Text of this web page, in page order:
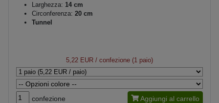
Larghezza: 14 cm
Circonferenza: 20 cm
Tunnel
5,22 EUR / confezione (1 paio)
confezione Aggiungi al carrello